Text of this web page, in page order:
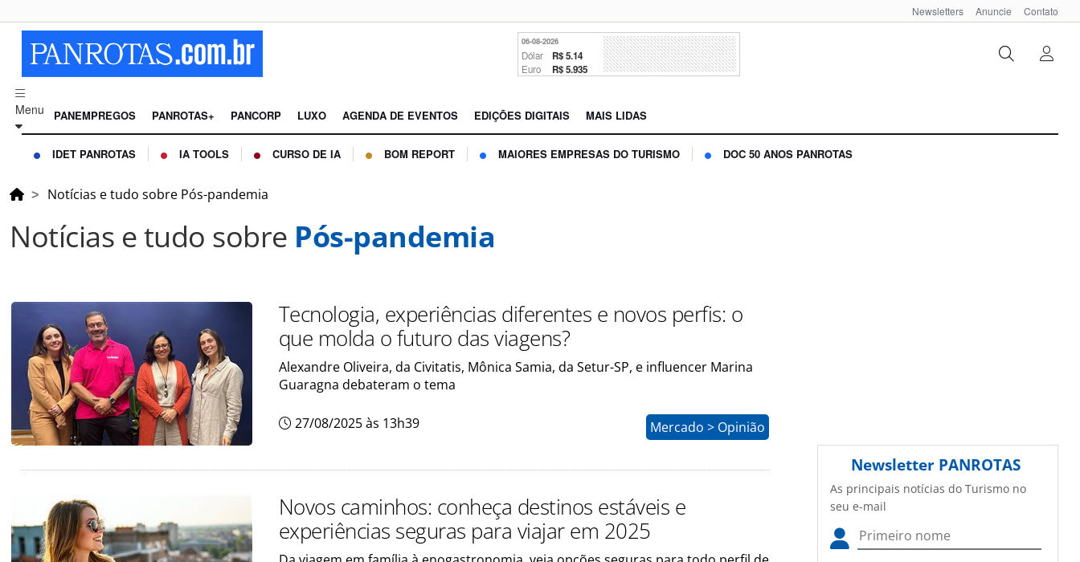
Newsletters Anuncie Contato
06-08-2026
Dólar R$ 5.14
Euro R$ 5.935
Menu PANEMPREGOS PANROTAS+ PANCORP LUXO AGENDA DE EVENTOS EDIÇÕES DIGITAIS MAIS LIDAS
IDET PANROTAS IA TOOLS CURSO DE IA BOM REPORT MAIORES EMPRESAS DO TURISMO DOC 50 ANOS PANROTAS
Notícias e tudo sobre Pós-pandemia
Notícias e tudo sobre Pós-pandemia
Tecnologia, experiências diferentes e novos perfis: o
que molda o futuro das viagens?
Alexandre Oliveira, da Civitatis, Mônica Samia, da Setur-SP, e influencer Marina
Guaragna debateram o tema
27/08/2025 às 13h39 Mercado > Opinião
Novos caminhos: conheça destinos estáveis e
experiências seguras para viajar em 2025
Newsletter PANROTAS
As principais notícias do Turismo no
seu e-mail